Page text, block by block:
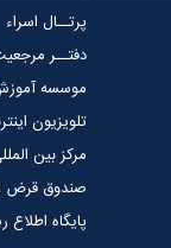
پرتــال اسراء
دفتــر
موسسه
تلویزیون
مرکز بین
صندوق قرض
پایگاه